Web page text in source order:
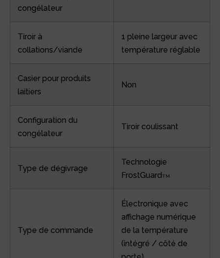
congélateur
Tiroir à
collations/viande
1 pleine largeur avec
température réglable
Casier pour produits
laitiers
Non
Configuration du
congélateur
Tiroir coulissant
Type de dégivrage
Technologie
FrostGuardTM
Type de commande
Électronique avec
affichage numérique
de la température
(intégré / côté de